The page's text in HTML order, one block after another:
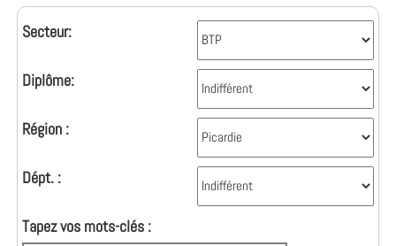
Secteur:
Diplôme:
Région :
Dépt. :
Tapez vos mots-clés :